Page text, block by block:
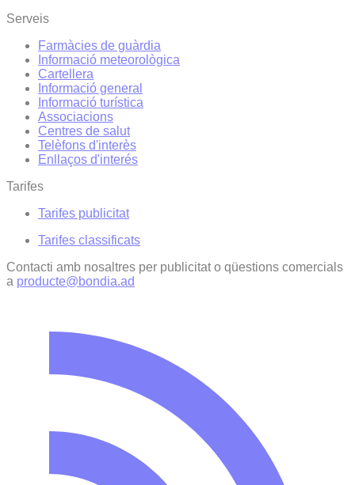
Serveis
Farmàcies de guàrdia
Informació meteorològica
Cartellera
Informació general
Informació turística
Associacions
Centres de salut
Telèfons d'interès
Enllaços d'interés
Tarifes
Tarifes publicitat
Tarifes classificats
Contacti amb nosaltres per publicitat o qüestions comercials
a producte@bondia.ad